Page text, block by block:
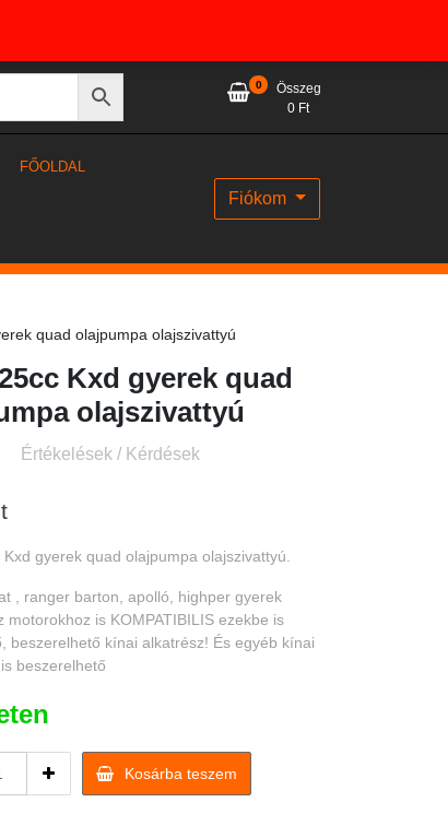
0
Összeg
0 Ft
FŐOLDAL
Fiókom
quad olajpumpa olajszivattyú
Kxd gyerek quad
olajszivattyú
Értékelések / Kérdések
Kxd gyerek quad olajpumpa olajszivattyú.
, ranger barton, apolló, highper gyerek
motorokhoz is KOMPATIBILIS ezekbe is
beszerelhető kínai alkatrész! És egyéb kínai
beszerelhető
Kosárba teszem